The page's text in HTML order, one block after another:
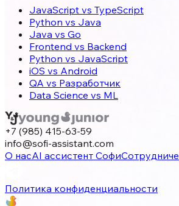
JavaScript vs TypeScript
Python vs Java
Java vs Go
Frontend vs Backend
Python vs JavaScript
iOS vs Android
QA vs Разработчик
Data Science vs ML
+7 (985) 415-63-59
info@sofi-assistant.com
О насAI ассистент Софи
Политика конфиденциальности